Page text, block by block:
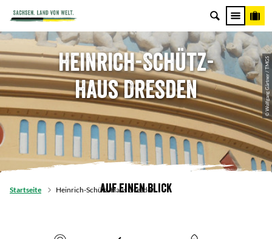
© Wolfgang Gärtner / TMGS
Heinrich-Schütz-
Haus Dresden
Startseite Heinrich-Schütz-Haus Dresden
Auf einen Blick